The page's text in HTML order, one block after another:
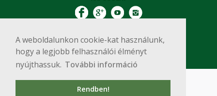
A weboldalunkon cookie-kat használunk,
hogy a legjobb felhasználói élményt
nyújthassuk. További információ
Rendben!
Copyright © 2020 BME Építőmérnöki Kar
1111 Budapest, Műegyetem rkp. 3.